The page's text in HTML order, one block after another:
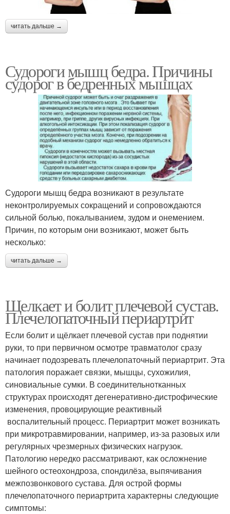
читать дальше →
Судороги мышц бедра. Причины
судорог в бедренных мышцах
Судороги мышц бедра возникают в результате
неконтролируемых сокращений и сопровождаются
сильной болью, покалыванием, зудом и онемением.
Причин, по которым они возникают, может быть
несколько:
читать дальше →
Щелкает и болит плечевой сустав.
Плечелопаточный периартрит
Если болит и щёлкает плечевой сустав при поднятии
руки, то при первичном осмотре травматолог сразу
начинает подозревать плечелопаточный периартрит. Эта
патология поражает связки, мышцы, сухожилия,
синовиальные сумки. В соединительнотканных
структурах происходят дегенеративно-дистрофические
изменения, провоцирующие реактивный
воспалительный процесс. Периартрит может возникать
при микротравмировании, например, из-за разовых или
регулярных чрезмерных физических нагрузок.
Патологию нередко рассматривают, как осложнение
шейного остеохондроза, спондилёза, выпячивания
межпозвонкового сустава. Для острой формы
плечелопаточного периартрита характерны следующие
симптомы: